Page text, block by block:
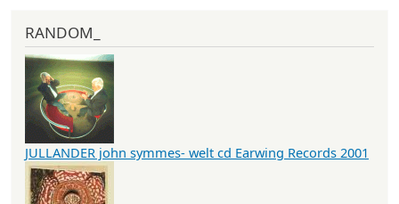
RANDOM_
JULLANDER john symmes- welt cd Earwing Records 2001